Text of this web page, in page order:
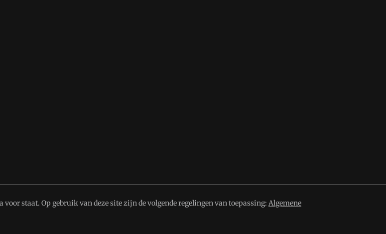
voor staat. Op gebruik van deze site zijn de volgende regelingen van toepassing: Algemene